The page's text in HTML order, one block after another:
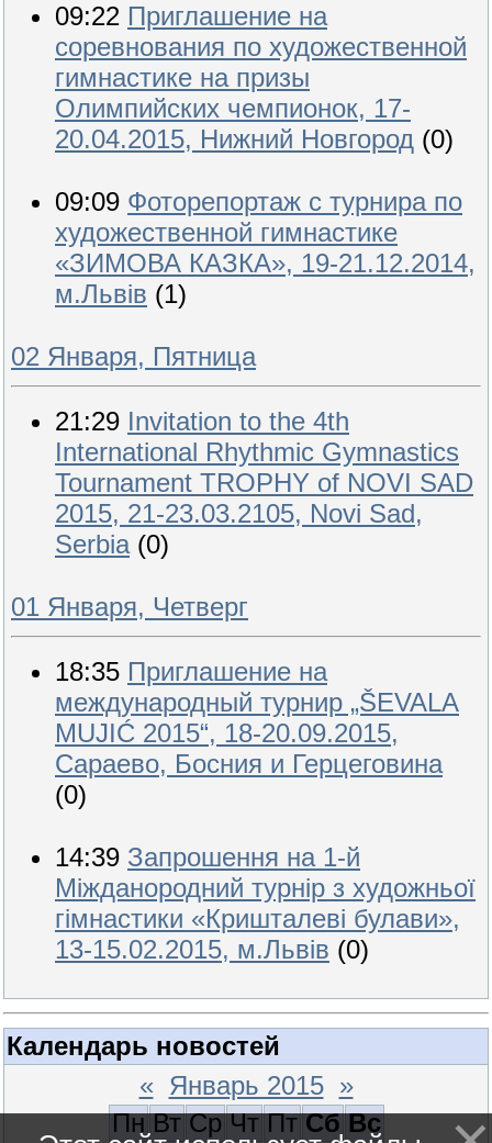
09:22 Приглашение на
соревнования по художественной
гимнастике на призы
Олимпийских чемпионок, 17-
20.04.2015, Нижний Новгород (0)
09:09 Фоторепортаж с турнира по
художественной гимнастике
«ЗИМОВА КАЗКА», 19-21.12.2014,
м.Львів (1)
02 Января, Пятница
21:29 Invitation to the 4th
International Rhythmic Gymnastics
Tournament TROPHY of NOVI SAD
2015, 21-23.03.2105, Novi Sad,
Serbia (0)
01 Января, Четверг
18:35 Приглашение на
международный турнир „ŠEVALA
MUJIĆ 2015“, 18-20.09.2015,
Сараево, Босния и Герцеговина
(0)
14:39 Запрошення на 1-й
Міжданородний турнір з художньої
гімнастики «Кришталеві булави»,
13-15.02.2015, м.Львів (0)
Календарь новостей
« Январь 2015 »
Пн Вт Ср Чт Пт Сб Вс